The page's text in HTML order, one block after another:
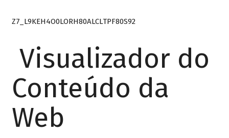
Z7_L9KEH4O0LORH80ALCLTPF80S92
Visualizador do
Conteúdo da
Web